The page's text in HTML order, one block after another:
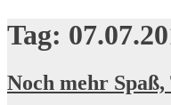
Tag:
Noch mehr